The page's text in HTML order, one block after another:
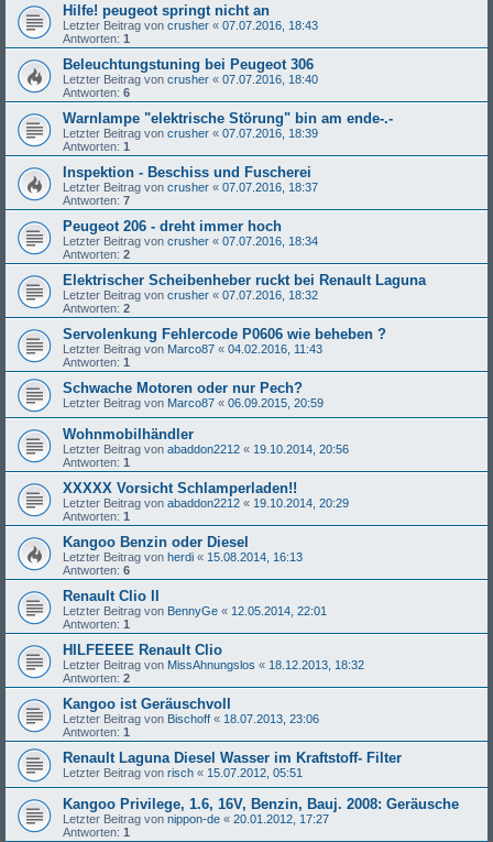
Hilfe! peugeot springt nicht an
Letzter Beitrag von crusher « 07.07.2016, 18:43
Antworten: 1
Beleuchtungstuning bei Peugeot 306
Letzter Beitrag von crusher « 07.07.2016, 18:40
Antworten: 6
Warnlampe "elektrische Störung" bin am ende-.-
Letzter Beitrag von crusher « 07.07.2016, 18:39
Antworten: 1
Inspektion - Beschiss und Fuscherei
Letzter Beitrag von crusher « 07.07.2016, 18:37
Antworten: 7
Peugeot 206 - dreht immer hoch
Letzter Beitrag von crusher « 07.07.2016, 18:34
Antworten: 2
Elektrischer Scheibenheber ruckt bei Renault Laguna
Letzter Beitrag von crusher « 07.07.2016, 18:32
Antworten: 2
Servolenkung Fehlercode P0606 wie beheben ?
Letzter Beitrag von Marco87 « 04.02.2016, 11:43
Antworten: 1
Schwache Motoren oder nur Pech?
Letzter Beitrag von Marco87 « 06.09.2015, 20:59
Wohnmobilhändler
Letzter Beitrag von abaddon2212 « 19.10.2014, 20:56
Antworten: 1
XXXXX Vorsicht Schlamperladen!!
Letzter Beitrag von abaddon2212 « 19.10.2014, 20:29
Antworten: 1
Kangoo Benzin oder Diesel
Letzter Beitrag von herdi « 15.08.2014, 16:13
Antworten: 6
Renault Clio II
Letzter Beitrag von BennyGe « 12.05.2014, 22:01
Antworten: 1
HILFEEEE Renault Clio
Letzter Beitrag von MissAhnungslos « 18.12.2013, 18:32
Antworten: 2
Kangoo ist Geräuschvoll
Letzter Beitrag von Bischoff « 18.07.2013, 23:06
Antworten: 1
Renault Laguna Diesel Wasser im Kraftstoff- Filter
Letzter Beitrag von risch « 15.07.2012, 05:51
Kangoo Privilege, 1.6, 16V, Benzin, Bauj. 2008: Geräusche
Letzter Beitrag von nippon-de « 20.01.2012, 17:27
Antworten: 1